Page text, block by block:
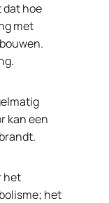
dat hoe
met
kan een
het
het